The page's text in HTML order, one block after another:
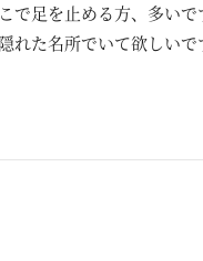
で足を止める方、多いで
れた名所でいて欲しい